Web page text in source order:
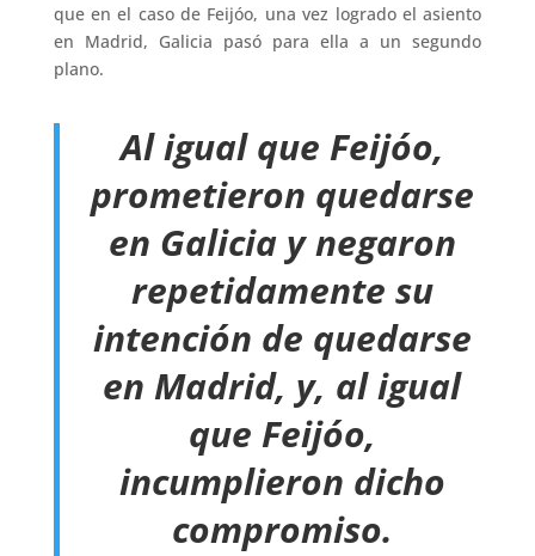
que en el caso de Feijóo, una vez logrado el asiento
en Madrid, Galicia pasó para ella a un segundo
plano.
Al igual que Feijóo,
prometieron quedarse
en Galicia y negaron
repetidamente su
intención de quedarse
en Madrid, y, al igual
que Feijóo,
incumplieron dicho
compromiso.